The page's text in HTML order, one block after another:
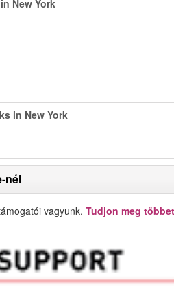
New York
in New York
nél
vagyunk. Tudjon meg